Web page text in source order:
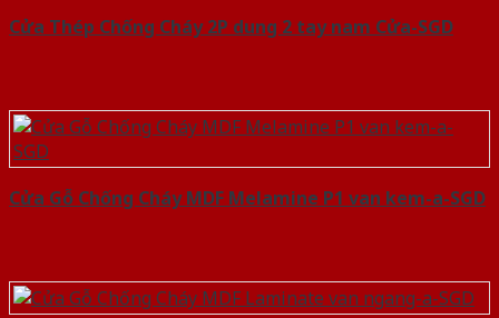
Cửa Thép Chống Cháy 2P dung 2 tay nam Cửa-SGD
Cửa Gỗ Chống Cháy MDF Melamine P1 van kem-a-SGD